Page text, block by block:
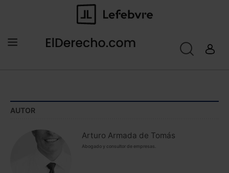
AUTOR
Arturo Armada de Tomás
Abogado y consultor de empresas.